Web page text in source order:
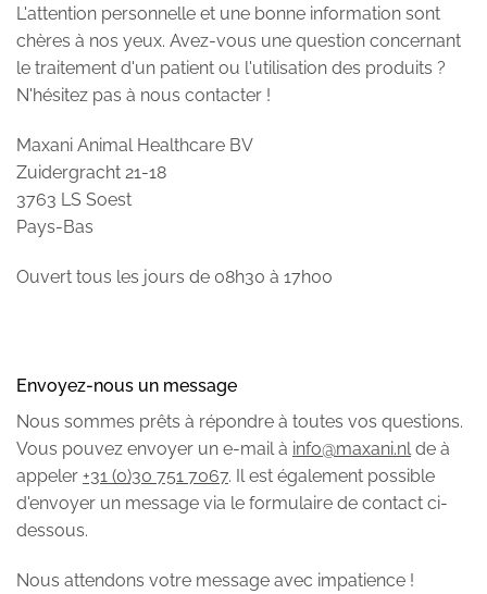
L'attention personnelle et une bonne information sont
chères à nos yeux. Avez-vous une question concernant
le traitement d'un patient ou l'utilisation des produits ?
N'hésitez pas à nous contacter !
Maxani Animal Healthcare BV
Zuidergracht 21-18
3763 LS Soest
Pays-Bas
Ouvert tous les jours de 08h30 à 17h00
Envoyez-nous un message
Nous sommes prêts à répondre à toutes vos questions.
Vous pouvez envoyer un e-mail à info@maxani.nlde à
appeler +31 (0)30 751 7067. Il est également possible
d'envoyer un message via le formulaire de contact ci-
dessous.
Nous attendons votre message avec impatience !